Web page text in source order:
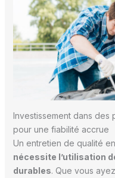
Investissement dans des
pour une fiabilité accrue
Un entretien de qualité
nécessite l’utilisation
durables. Que vous